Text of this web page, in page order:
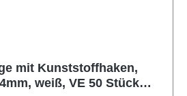
mit Kunststoffhaken,
weiß, VE 50 Stück